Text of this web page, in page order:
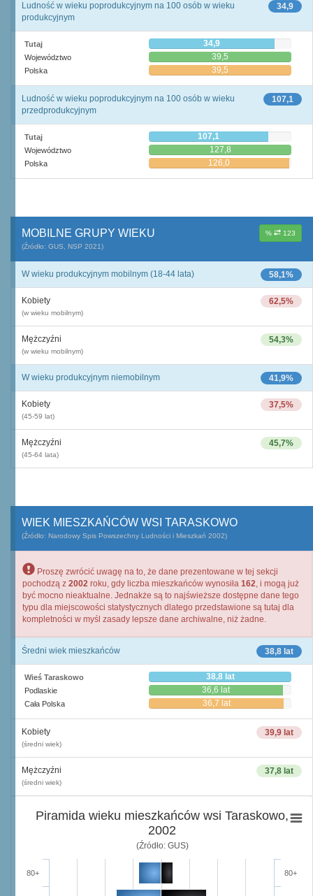
34,9
Ludność w wieku poprodukcyjnym na 100 osób w wieku
produkcyjnym
Tutaj 34,9
Województwo 39,5
Polska 39,5
107,1
Ludność w wieku poprodukcyjnym na 100 osób w wieku
przedprodukcyjnym
Tutaj 107,1
Województwo 127,8
Polska 126,0
% 123
MOBILNE GRUPY WIEKU
(Źródło: GUS, NSP 2021)
58,1%
W wieku produkcyjnym mobilnym (18-44 lata)
62,5%
Kobiety
(w wieku mobilnym)
54,3%
Mężczyźni
(w wieku mobilnym)
41,9%
W wieku produkcyjnym niemobilnym
37,5%
Kobiety
(45-59 lat)
45,7%
Mężczyźni
(45-64 lata)
WIEK MIESZKAŃCÓW WSI TARASKOWO
(Źródło: Narodowy Spis Powszechny Ludności i Mieszkań 2002)
Proszę zwrócić uwagę na to, że dane prezentowane w tej sekcji
pochodzą z 2002 roku, gdy liczba mieszkańców wynosiła 162, i mogą już
być mocno nieaktualne. Jednakże są to najświeższe dostępne dane tego
typu dla miejscowości statystycznych dlatego przedstawione są tutaj dla
kompletności w myśl zasady lepsze dane archiwalne, niż żadne.
38,8 lat
Średni wiek mieszkańców
Wieś Taraskowo 38,8 lat
Podlaskie 36,6 lat
Cała Polska 36,7 lat
39,9 lat
Kobiety
(średni wiek)
37,8 lat
Mężczyźni
(średni wiek)
Piramida wieku mieszkańców wsi Taraskowo,
2002
(Źródło: GUS)
80+ 80+